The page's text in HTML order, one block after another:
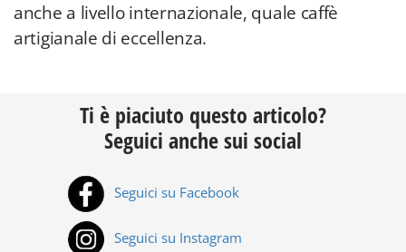
anche a livello internazionale, quale caffè
artigianale di eccellenza.
Ti è piaciuto questo articolo?
Seguici anche sui social
Seguici su Facebook
Seguici su Instagram